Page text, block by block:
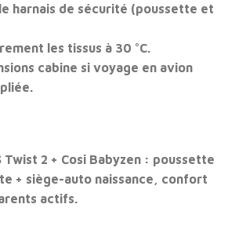
harnais de sécurité (poussette et
les tissus à 30 °C.
cabine si voyage en avion
Twist 2 + Cosi Babyzen : poussette
+ siège-auto naissance, confort
actifs.